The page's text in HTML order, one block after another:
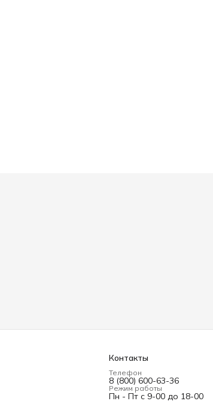
Контакты
Телефон
8 (800) 600-63-36
Режим работы
Пн - Пт с 9-00 до 18-00